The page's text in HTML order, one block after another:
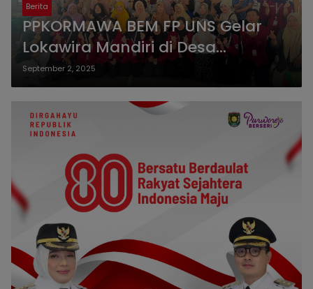
Berita
PPKORMAWA BEM FP UNS Gelar
Lokawira Mandiri di Desa
Malanggaten, Kebakkramat dan
Karanganyar
September 2, 2025